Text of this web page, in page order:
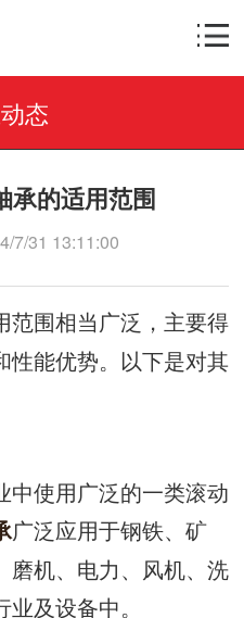
态
承的适用范围
7/31 13:11:00
范围相当广泛，主要得
性能优势。以下是对其
中使用广泛的一类滚动
广泛应用于钢铁、矿
磨机、电力、风机、洗
及设备中。